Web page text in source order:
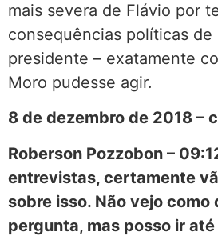
mais severa de Flávio por
consequências políticas de
presidente – exatamente
Moro pudesse agir.
8 de dezembro de 2018 –
Roberson Pozzobon –
entrevistas, certamente
sobre isso. Não vejo como
pergunta, mas posso ir